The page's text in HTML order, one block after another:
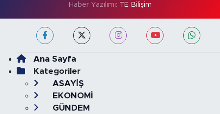
Haber Yazılımı: TE Bilişim
Ana Sayfa
Kategoriler
ASAYİŞ
EKONOMİ
GÜNDEM